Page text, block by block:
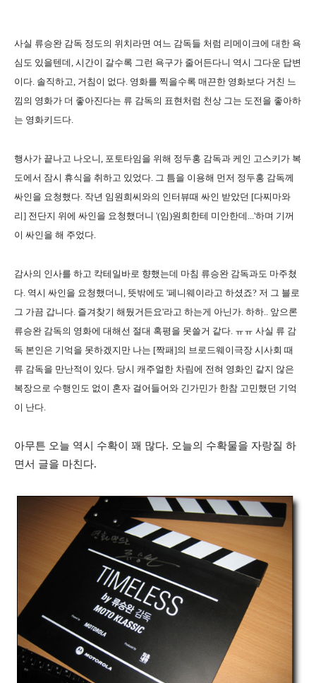
사실 류승완 감독 정도의 위치라면 여느 감독들 처럼 리메이크에 대한 욕
심도 있을텐데, 시간이 갈수록 그런 욕구가 줄어든다니 역시 그다운 답변
이다. 솔직하고, 거침이 없다. 영화를 찍을수록 매끈한 영화보다 거친 느
낌의 영화가 더 좋아진다는 류 감독의 표현처럼 천상 그는 도전을 좋아하
는 영화키드다.
행사가 끝나고 나오니, 포토타임을 위해 정두홍 감독과 케인 고스키가 복
도에서 잠시 휴식을 취하고 있었다. 그 틈을 이용해 먼저 정두홍 감독께
싸인을 요청했다. 작년 임원희씨와의 인터뷰때 싸인 받았던 [다찌마와
리] 전단지 위에 싸인을 요청했더니 '(임)원희한테 미안한데...'하며 기꺼
이 싸인을 해 주었다.
감사의 인사를 하고 칵테일바로 향했는데 마침 류승완 감독과도 마주쳤
다. 역시 싸인을 요청했더니, 뜻밖에도 '페니웨이라고 하셨죠? 저 그 블로
그 가끔 갑니다. 즐겨찾기 해뒀거든요'라고 하는게 아닌가. 하하.. 앞으론
류승완 감독의 영화에 대해선 절대 혹평을 못쓸거 같다. ㅠㅠ 사실 류 감
독 본인은 기억을 못하겠지만 나는 [짝패]의 브로드웨이극장 시사회 때
류 감독을 만난적이 있다. 당시 캐주얼한 차림에 전혀 영화인 같지 않은
복장으로 수행인도 없이 혼자 걸어들어와 긴가민가 한참 고민했던 기억
이 난다.
아무튼 오늘 역시 수확이 꽤 많다. 오늘의 수확물을 자랑질 하
면서 글을 마친다.